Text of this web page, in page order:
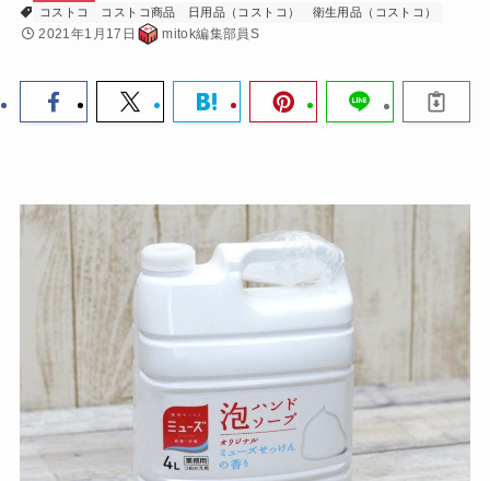
コストコ
コストコ商品 日用品（コストコ） 衛生用品（コストコ）
2021年1月17日 mitok編集部員S